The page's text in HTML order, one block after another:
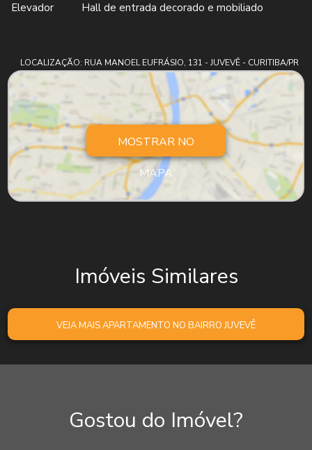
Elevador
Hall de entrada decorado e mobiliado
LOCALIZAÇÃO: RUA MANOEL EUFRÁSIO, 131 - JUVEVÊ - CURITIBA/PR
MOSTRAR NO
MAPA
Imóveis Similares
VEJA MAIS APARTAMENTO NO BAIRRO JUVEVÊ
Gostou do Imóvel?